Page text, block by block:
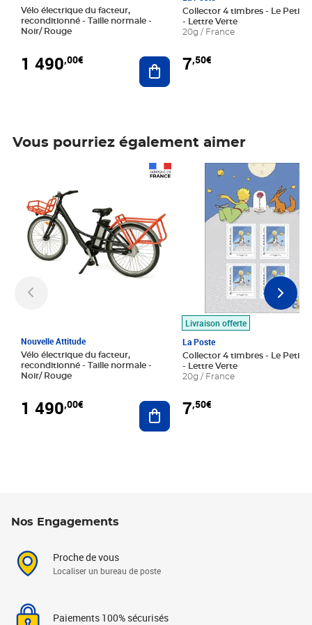
Vélo électrique du facteur,
reconditionné - Taille normale -
Noir/ Rouge
1 490,00€ Ajouter au panier
Collector 4 timbres - Le Petit
- Lettre Verte
20g / France
7,50€
Vous pourriez également aimer
Nouvelle Attitude
Vélo électrique du facteur,
reconditionné - Taille normale -
Noir/ Rouge
1 490,00€ Ajouter au panier
Livraison offerte
La Poste
Collector 4 timbres - Le Petit
- Lettre Verte
20g / France
7,50€
Prix 7,50€
Nos Engagements
Proche de vous
Localiser un bureau de poste
Paiements 100% sécurisés